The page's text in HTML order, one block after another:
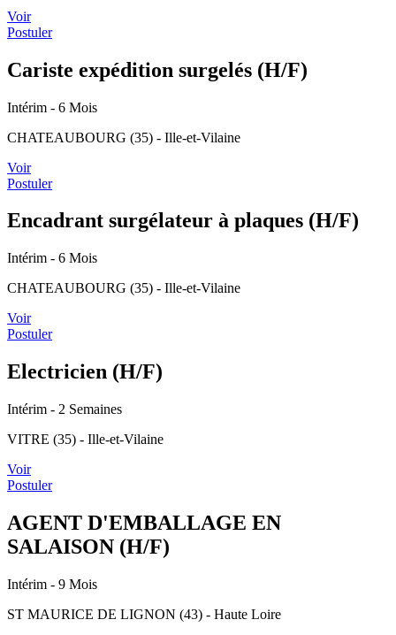
Voir
Postuler
Cariste expédition surgelés (H/F)
Intérim - 6 Mois
CHATEAUBOURG (35) - Ille-et-Vilaine
Voir
Postuler
Encadrant surgélateur à plaques (H/F)
Intérim - 6 Mois
CHATEAUBOURG (35) - Ille-et-Vilaine
Voir
Postuler
Electricien (H/F)
Intérim - 2 Semaines
VITRE (35) - Ille-et-Vilaine
Voir
Postuler
AGENT D'EMBALLAGE EN
SALAISON (H/F)
Intérim - 9 Mois
ST MAURICE DE LIGNON (43) - Haute Loire